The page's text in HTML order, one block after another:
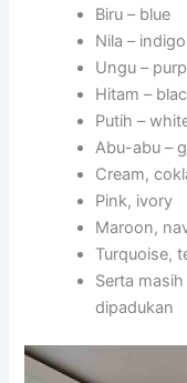
Biru – blue
Nila – indigo
Ungu –
Hitam –
Putih –
Abu-abu –
Cream,
Pink, ivory
Maroon,
Turquoise,
Serta
dipadukan